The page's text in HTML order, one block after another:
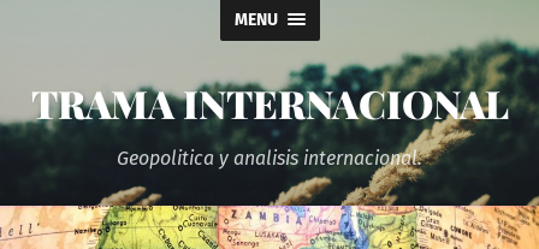
MENU
TRAMA INTERNACIONAL
Geopolitica y analisis internacional.